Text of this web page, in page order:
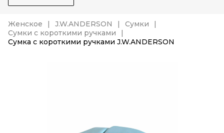
Женское J.W.ANDERSON
Сумки
Сумки с короткими ручками
Сумка с короткими ручками J.W.ANDERSON